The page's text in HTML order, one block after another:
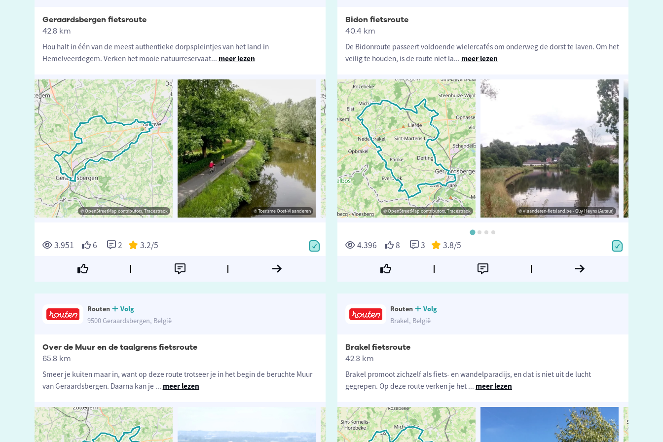
Geraardsbergen fietsroute
42.8 km
Hou halt in één van de meest authentieke dorpspleintjes van het land in
Hemelveerdegem. Verken het mooie natuurreservaat... meer lezen
© OpenStreetMap contributors, Tracestrack © Toerisme Oost-Vlaanderen © OpenStreetMap contributors, Tracestrack © Toerisme Oost-Vlaanderen
3.951 6 2 3.2/5
Bidon fietsroute
40.4 km
De Bidonroute passeert voldoende wielercafés om onderweg de dorst te laven. Om het
veilig te houden, is de route niet la... meer lezen
Heyns (Auteur) © vlaanderen-fietsland.be - Guy Heyns (Auteur) © vlaanderen-fietsland.be - Guy Heyns (Auteur) © OpenStreetMap contributors, Tracestrack © vlaanderen-fietsland.be - Guy Heyns (Auteur)
4.396 8 3 3.8/5
Routen
Volg
9500 Geraardsbergen, België
Over de Muur en de taalgrens fietsroute
65.8 km
Smeer je kuiten maar in, want op deze route trotseer je in het begin de beruchte Muur
van Geraardsbergen. Daarna kan je ... meer lezen
Routen
Volg
Brakel, België
Brakel fietsroute
42.3 km
Brakel promoot zichzelf als fiets- en wandelparadijs, en dat is niet uit de lucht
gegrepen. Op deze route verken je het ... meer lezen